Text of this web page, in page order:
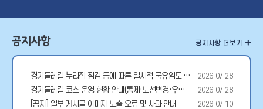
공지사항
경기둘레길 누리집 점검 등에 따른 일시적 국유임도 방문 신청 메뉴 이용 불가 안내 (7.31) 2026-07-28
경기둘레길 코스 운영 현황 안내(통제·노선변경·우회노선) 2026-07-28
[공지] 일부 게시글 이미지 노출 오류 및 사과 안내 2026-07-10
공지사항 더보기